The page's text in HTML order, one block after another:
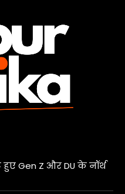
Gen Z और DU के नॉर्थ